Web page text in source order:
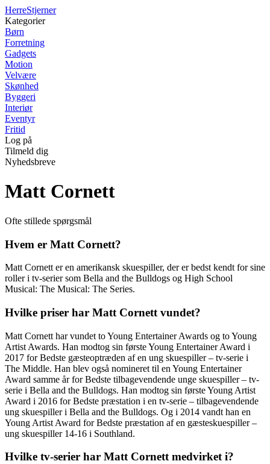
HerreStjerner
Kategorier
Børn
Forretning
Gadgets
Motion
Velvære
Skønhed
Byggeri
Interiør
Eventyr
Fritid
Log på
Tilmeld dig
Nyhedsbreve
Matt Cornett
Ofte stillede spørgsmål
Hvem er Matt Cornett?
Matt Cornett er en amerikansk skuespiller, der er bedst kendt for sine
roller i tv-serier som Bella and the Bulldogs og High School
Musical: The Musical: The Series.
Hvilke priser har Matt Cornett vundet?
Matt Cornett har vundet to Young Entertainer Awards og to Young
Artist Awards. Han modtog sin første Young Entertainer Award i
2017 for Bedste gæsteoptræden af en ung skuespiller – tv-serie i
The Middle. Han blev også nomineret til en Young Entertainer
Award samme år for Bedste tilbagevendende unge skuespiller – tv-
serie i Bella and the Bulldogs. Han modtog sin første Young Artist
Award i 2016 for Bedste præstation i en tv-serie – tilbagevendende
ung skuespiller i Bella and the Bulldogs. Og i 2014 vandt han en
Young Artist Award for Bedste præstation af en gæsteskuespiller –
ung skuespiller 14-16 i Southland.
Hvilke tv-serier har Matt Cornett medvirket i?